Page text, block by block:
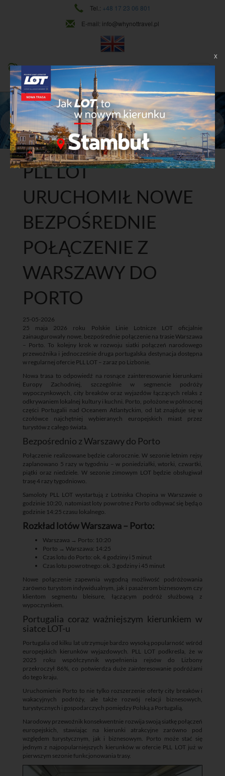
Tel.: +48 17 23 06 801
E-mail: info@whynottravel.pl
NAJWYŻSZY POZIOM USŁUG
CIĄGŁY ROZWÓJ
Dowiedz się więcej
PLL LOT
URUCHOMIŁ NOWE
BEZPOŚREDNIE
POŁĄCZENIE Z
WARSZAWY DO
PORTO
25-05-2026
25 maja 2026 roku Polskie Linie Lotnicze LOT oficjalnie
zainaugurowały nowe, bezpośrednie połączenie na trasie Warszawa
– Porto. To kolejny krok w rozwoju siatki połączeń narodowego
przewoźnika i jednocześnie druga portugalska destynacja dostępna
w regularnej ofercie PLL LOT – zaraz po Lizbonie.
Nowa trasa to odpowiedź na rosnące zainteresowanie kierunkami
Europy Zachodniej, szczególnie w segmencie podróży
wypoczynkowych, city breaków oraz wyjazdów łączących relaks z
odkrywaniem lokalnej kultury i kuchni. Porto, położone w północnej
części Portugalii nad Oceanem Atlantyckim, od lat znajduje się w
czołówce najchętniej wybieranych europejskich miast przez
turystów z całego świata.
Bezpośrednio z Warszawy do Porto
Połączenie realizowane będzie całorocznie. W sezonie letnim rejsy
zaplanowano 5 razy w tygodniu – w poniedziałki, wtorki, czwartki,
piątki oraz niedziele. W sezonie zimowym LOT będzie obsługiwał
trasę 4 razy tygodniowo.
Samoloty PLL LOT wystartują z Lotniska Chopina w Warszawie o
godzinie 10:20, natomiast loty powrotne z Porto odbywać się będą o
godzinie 14:25 czasu lokalnego.
Rozkład lotów Warszawa – Porto:
Warszawa → Porto: 10:20
Porto → Warszawa: 14:25
Czas lotu do Porto: ok. 4 godziny i 5 minut
Czas lotu powrotnego: ok. 3 godziny i 45 minut
Nowe połączenie zapewnia wygodną możliwość podróżowania
zarówno turystom indywidualnym, jak i pasażerom biznesowym czy
klientom segmentu bleisure, łączącym podróż służbową z
wypoczynkiem.
Portugalia coraz ważniejszym kierunkiem w
siatce LOT-u
Portugalia od kilku lat utrzymuje bardzo wysoką popularność wśród
europejskich kierunków wyjazdowych. PLL LOT podkreśla, że w
2025 roku współczynnik wypełnienia rejsów do Lizbony
przekroczył 86%, co potwierdza duże zainteresowanie podróżami
do tego kraju.
Uruchomienie Porto to nie tylko rozszerzenie oferty city breaków i
wakacyjnych podróży, ale także rozwój relacji biznesowych,
turystycznych i gospodarczych pomiędzy Polską a Portugalią.
Narodowy przewoźnik konsekwentnie rozwija swoją siatkę połączeń
europejskich, stawiając na kierunki atrakcyjne zarówno pod
względem turystycznym, jak i biznesowym. Porto może stać się
jednym z najpopularniejszych kierunków w ofercie PLL LOT już w
pierwszym sezonie funkcjonowania trasy.
X